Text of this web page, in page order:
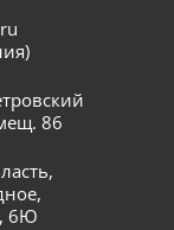
86
6Ю